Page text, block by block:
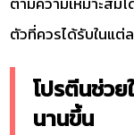
ตัวที่ควรได้รับในแต่
โปรตีนช่ว
นานขึ้น